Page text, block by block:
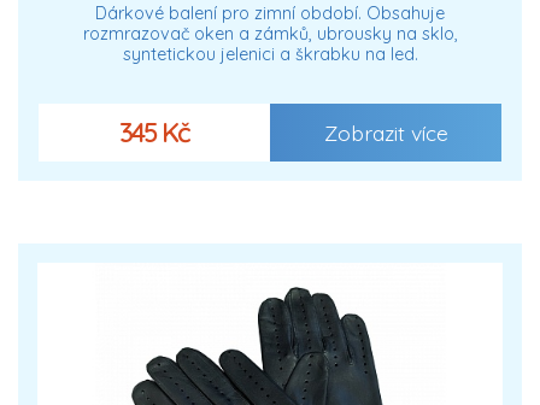
Dárkové balení pro zimní období. Obsahuje
rozmrazovač oken a zámků, ubrousky na sklo,
syntetickou jelenici a škrabku na led.
345 Kč Zobrazit více